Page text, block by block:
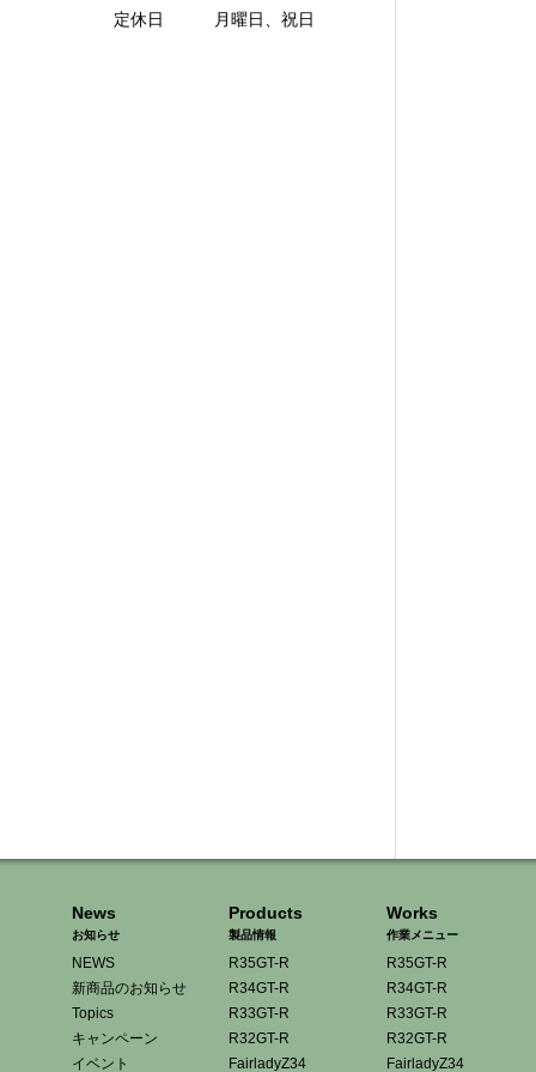
定休日 月曜日、祝日
News
お知らせ
NEWS
新商品のお知らせ
Topics
キャンペーン
イベント
Products
製品情報
R35GT-R
R34GT-R
R33GT-R
R32GT-R
FairladyZ34
Works
作業メニュー
R35GT-R
R34GT-R
R33GT-R
R32GT-R
FairladyZ34